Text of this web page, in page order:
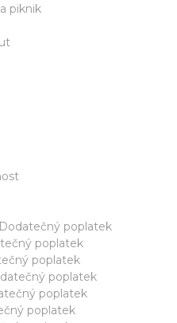
piknik
poplatek
poplatek
poplatek
poplatek
poplatek
poplatek